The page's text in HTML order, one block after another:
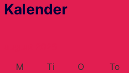
Kalender
M
Ti O To